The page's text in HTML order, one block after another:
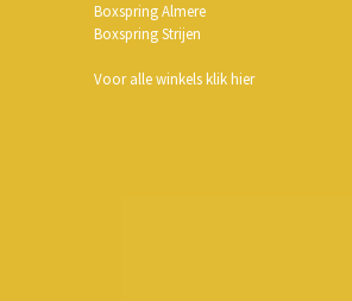
Boxspring Almere
Boxspring Strijen
Voor alle winkels klik hier